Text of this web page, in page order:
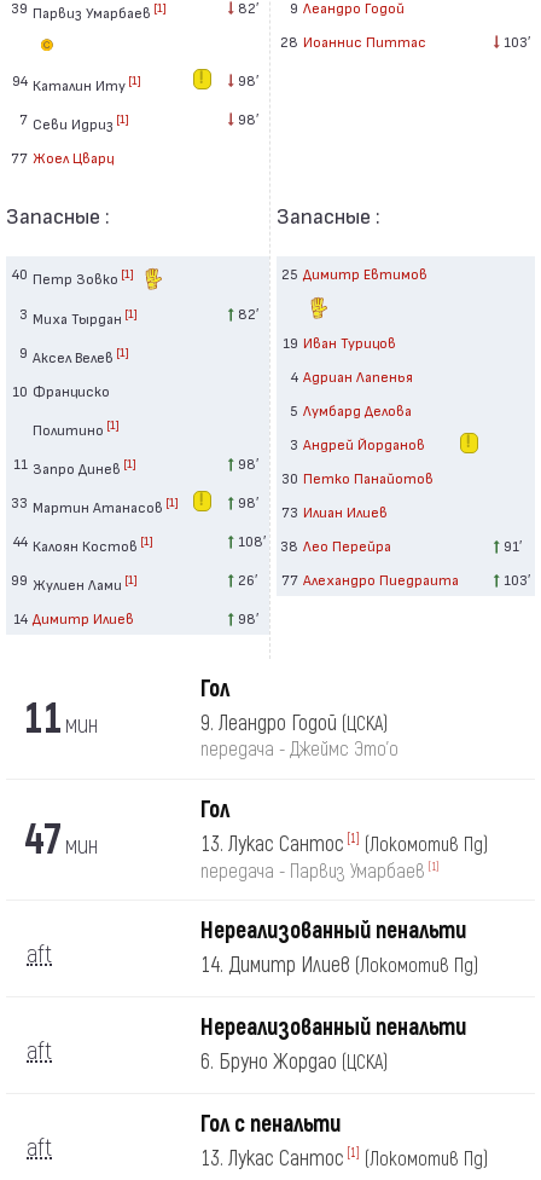
39 Парвиз Умарбаев [1] 82′
94 Каталин Иту [1] 98′
7 Севи Идриз [1] 98′
77 Жоел Цварц
Запасные :
40 Петр Зовко [1]
3 Миха Тырдан [1] 82′
9 Аксел Велев [1]
10 Франциско
Политино [1]
11 Запро Динев [1] 98′
33 Мартин Атанасов [1] 98′
44 Калоян Костов [1] 108′
99 Жулиен Лами [1] 26′
14 Димитр Илиев 98′
9 Леандро Годой
28 Иоаннис Питтас 103′
Запасные :
25 Димитр Евтимов
19 Иван Турицов
4 Адриан Лапенья
5 Лумбард Делова
3 Андрей Йорданов
30 Петко Панайотов
73 Илиан Илиев
38 Лео Перейра
91′
77 Алехандро Пиедраита 103′
11 мин
Гол
9. Леандро Годой (ЦСКА)
передача - Джеймс Это'о
47 мин
Гол
13. Лукас Сантос [1]
(Локомотив Пд)
передача - Парвиз Умарбаев [1]
aft
Нереализованный пенальти
14. Димитр Илиев (Локомотив Пд)
aft
Нереализованный пенальти
6. Бруно Жордао (ЦСКА)
aft
Гол с пенальти
13. Лукас Сантос [1] (Локомотив Пд)